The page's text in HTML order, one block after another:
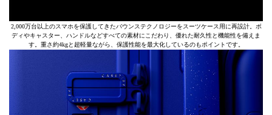
2,000万台以上のスマホを保護してきたバウンステクノロジーをスーツケース用に再設計。ボ
ディやキャスター、ハンドルなどすべての素材にこだわり、優れた耐久性と機能性を備えま
す。重さ約4kgと超軽量ながら、保護性能を最大化しているのもポイントです。